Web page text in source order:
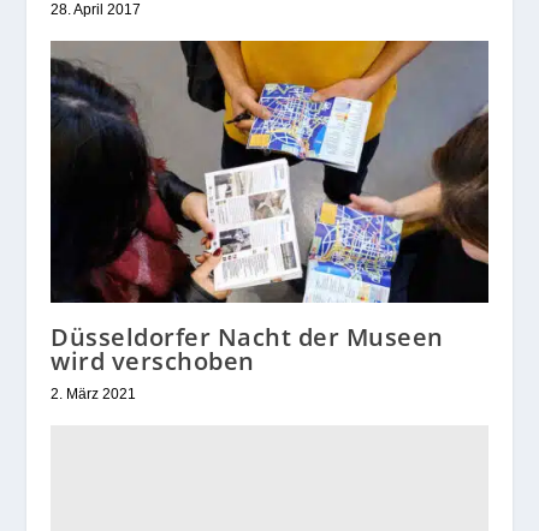
28. April 2017
Düsseldorfer Nacht der Museen
wird verschoben
2. März 2021